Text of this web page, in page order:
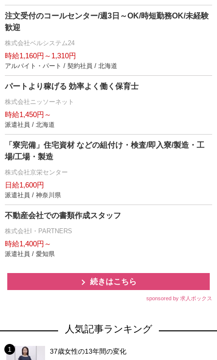
注文受付のコールセンター/週3日～OK/時短勤務OK/未経験
歓迎
株式会社ベルシステム24
時給1,160円～1,310円
アルバイト・パート / 契約社員 / 北海道
パートより稼げる 効率よく働く保育士
株式会社ニッソーネット
時給1,450円～
派遣社員 / 北海道
「寮完備」住宅資材 などの組付け・検査/即入寮/製造・工
場/工場・製造
株式会社京栄センター
日給1,600円
派遣社員 / 神奈川県
不動産会社での書類作成スタッフ
株式会社I・PARTNERS
時給1,400円～
派遣社員 / 愛知県
続きはこちら
sponsored by 求人ボックス
人気記事ランキング
37歳女性の13年間の変化